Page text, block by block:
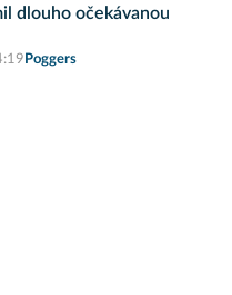
dlouho očekávanou
Poggers